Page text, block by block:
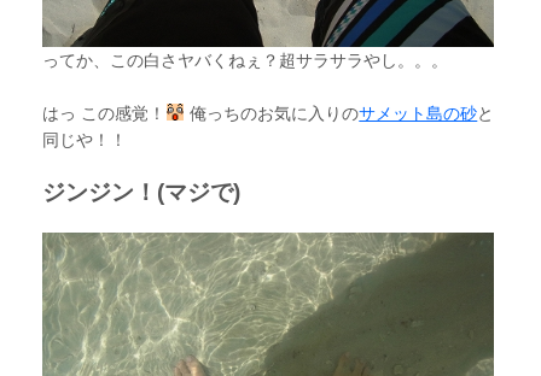
ってか、この白さヤバくねぇ？超サラサラやし。。。
はっ この感覚！ 俺っちのお気に入りのサメット島の砂と
同じや！！
ジンジン！(マジで)